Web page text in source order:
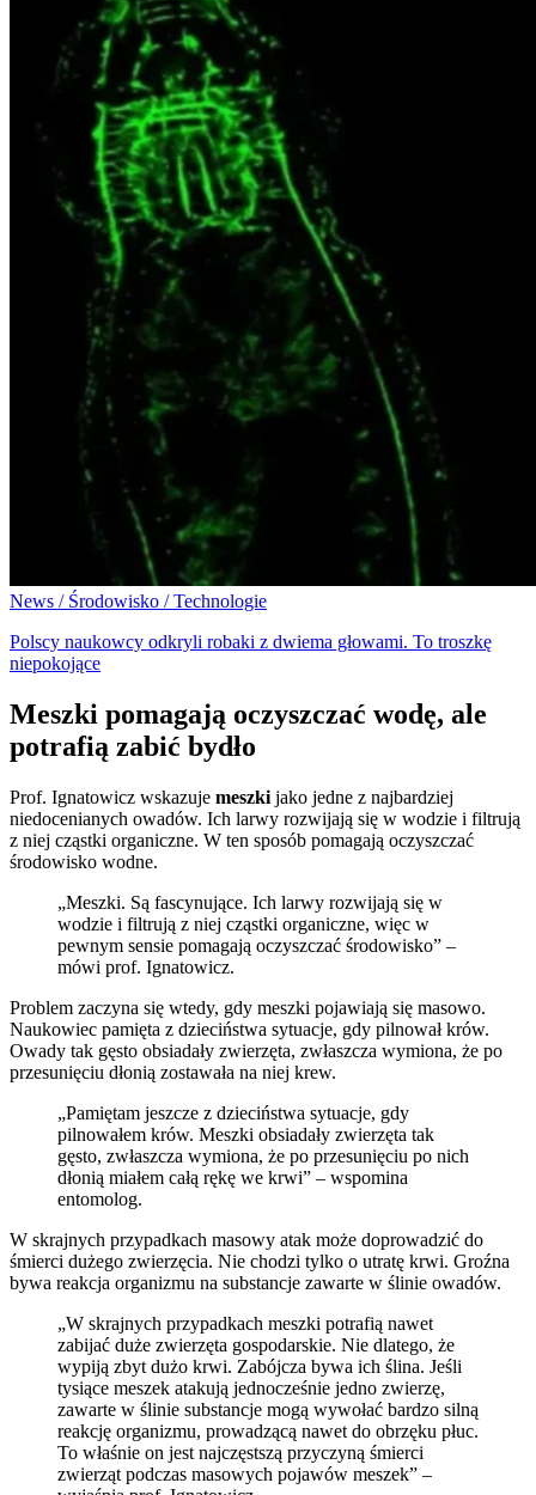
News / Środowisko / Technologie
Polscy naukowcy odkryli robaki z dwiema głowami. To troszkę
niepokojące
Meszki pomagają oczyszczać wodę, ale
potrafią zabić bydło
Prof. Ignatowicz wskazuje meszki jako jedne z najbardziej
niedocenianych owadów. Ich larwy rozwijają się w wodzie i filtrują
z niej cząstki organiczne. W ten sposób pomagają oczyszczać
środowisko wodne.
„Meszki. Są fascynujące. Ich larwy rozwijają się w
wodzie i filtrują z niej cząstki organiczne, więc w
pewnym sensie pomagają oczyszczać środowisko” –
mówi prof. Ignatowicz.
Problem zaczyna się wtedy, gdy meszki pojawiają się masowo.
Naukowiec pamięta z dzieciństwa sytuacje, gdy pilnował krów.
Owady tak gęsto obsiadały zwierzęta, zwłaszcza wymiona, że po
przesunięciu dłonią zostawała na niej krew.
„Pamiętam jeszcze z dzieciństwa sytuacje, gdy
pilnowałem krów. Meszki obsiadały zwierzęta tak
gęsto, zwłaszcza wymiona, że po przesunięciu po nich
dłonią miałem całą rękę we krwi” – wspomina
entomolog.
W skrajnych przypadkach masowy atak może doprowadzić do
śmierci dużego zwierzęcia. Nie chodzi tylko o utratę krwi. Groźna
bywa reakcja organizmu na substancje zawarte w ślinie owadów.
„W skrajnych przypadkach meszki potrafią nawet
zabijać duże zwierzęta gospodarskie. Nie dlatego, że
wypiją zbyt dużo krwi. Zabójcza bywa ich ślina. Jeśli
tysiące meszek atakują jednocześnie jedno zwierzę,
zawarte w ślinie substancje mogą wywołać bardzo silną
reakcję organizmu, prowadzącą nawet do obrzęku płuc.
To właśnie on jest najczęstszą przyczyną śmierci
zwierząt podczas masowych pojawów meszek” –